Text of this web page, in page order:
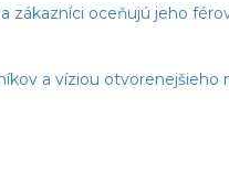
zákazníci oceňujú jeho
a víziou otvorenejšieho